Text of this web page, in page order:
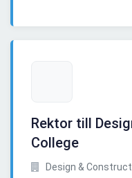
Rektor till
College
Design &